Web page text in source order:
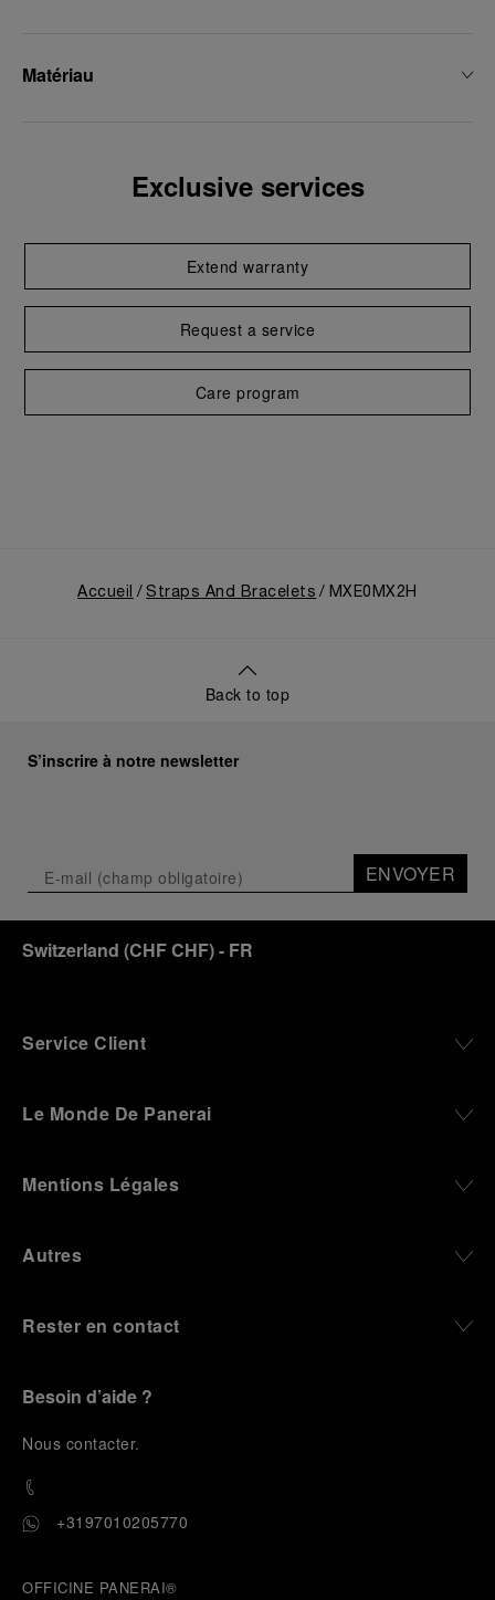
Matériau
Exclusive services
Extend warranty
Request a service
Care program
Accueil Straps And Bracelets MXE0MX2H
Back to top
S’inscrire à notre newsletter
ENVOYER
Switzerland (CHF CHF)- FR
Service Client
Le Monde De Panerai
Mentions Légales
Autres
Rester en contact
Besoin d’aide ?
Nous contacter.
+3197010205770
OFFICINE PANERAI®